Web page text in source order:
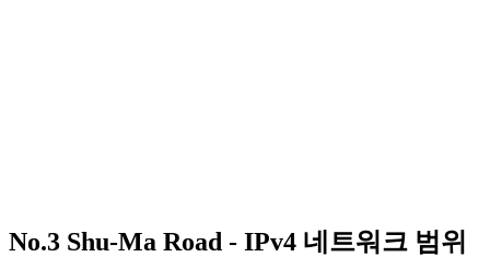
No.3 Shu-Ma Road - IPv4 네트워크 범위